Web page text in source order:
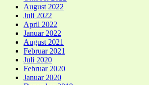
August 2022
Juli 2022
April 2022
Januar 2022
August 2021
Februar 2021
Juli 2020
Februar 2020
Januar 2020